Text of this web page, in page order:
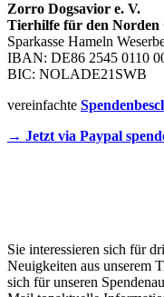
Zorro Dogsavior e. V.
Tierhilfe für den Norden
Sparkasse Hameln
IBAN: DE86 2545 0110
BIC: NOLADE21SWB
vereinfachte
→ Jetzt via Paypal
Sie interessieren sich für
Neuigkeiten aus unserem
sich für unseren